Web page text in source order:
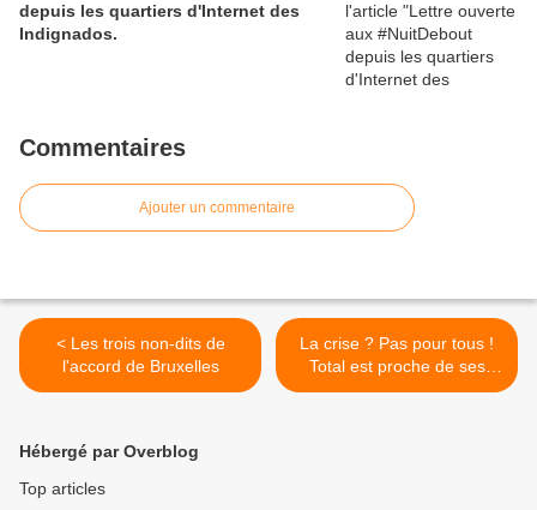
depuis les quartiers d'Internet des
Indignados.
Commentaires
Ajouter un commentaire
< Les trois non-dits de
l'accord de Bruxelles
La crise ? Pas pour tous !
Total est proche de ses
profits historiques de 2008
Hébergé par Overblog
Top articles